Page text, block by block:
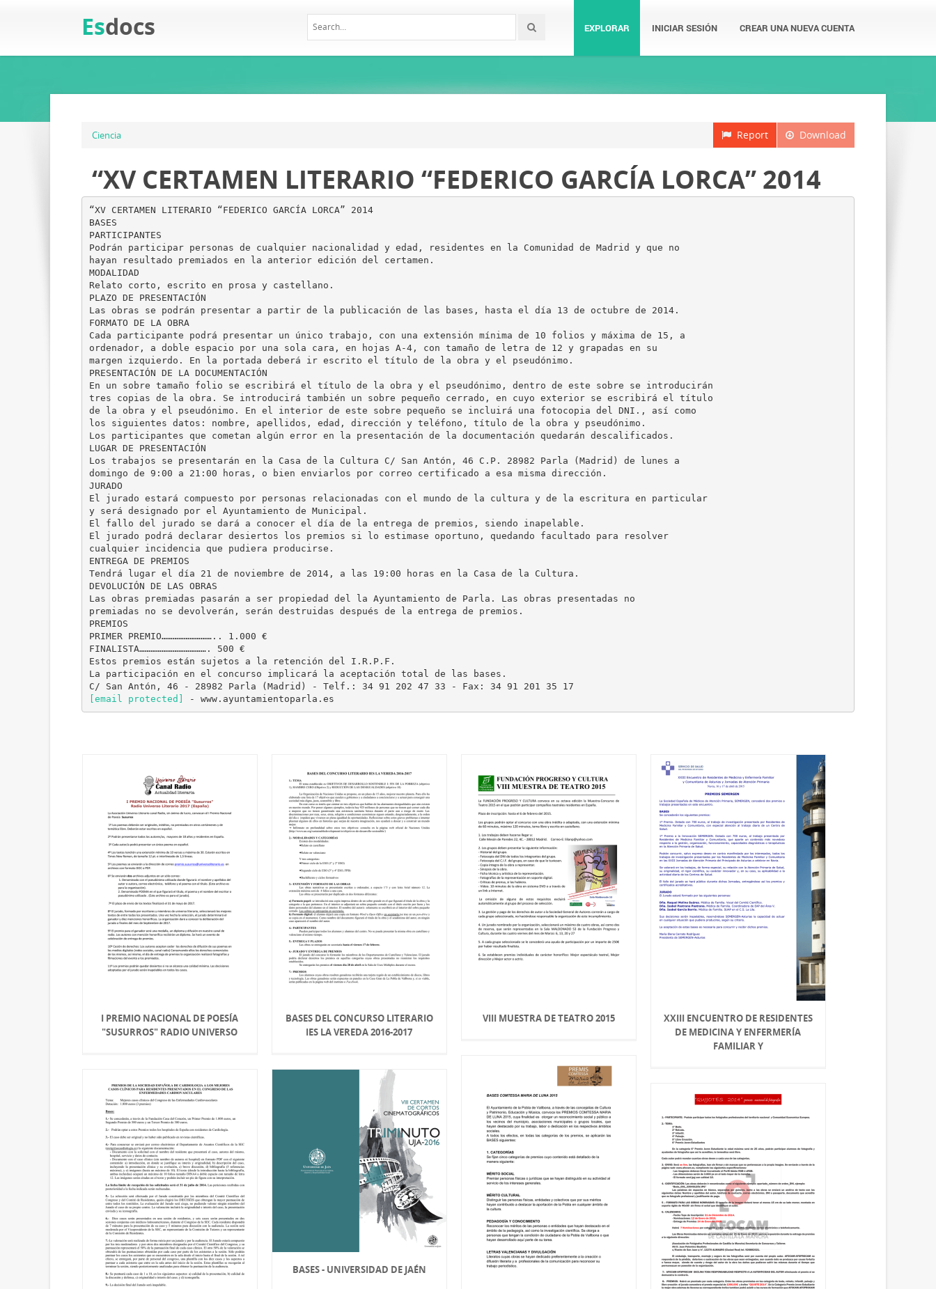
Esdocs EXPLORAR INICIAR SESIÓN CREAR UNA NUEVA CUENTA
Download
Report
Ciencia
“XV CERTAMEN LITERARIO “FEDERICO GARCÍA LORCA” 2014
“XV CERTAMEN LITERARIO “FEDERICO GARCÍA LORCA” 2014
BASES
PARTICIPANTES
Podrán participar personas de cualquier nacionalidad y edad, residentes en la Comunidad de Madrid y que no
hayan resultado premiados en la anterior edición del certamen.
MODALIDAD
Relato corto, escrito en prosa y castellano.
PLAZO DE PRESENTACIÓN
Las obras se podrán presentar a partir de la publicación de las bases, hasta el día 13 de octubre de 2014.
FORMATO DE LA OBRA
Cada participante podrá presentar un único trabajo, con una extensión mínima de 10 folios y máxima de 15, a
ordenador, a doble espacio por una sola cara, en hojas A-4, con tamaño de letra de 12 y grapadas en su
margen izquierdo. En la portada deberá ir escrito el título de la obra y el pseudónimo.
PRESENTACIÓN DE LA DOCUMENTACIÓN
En un sobre tamaño folio se escribirá el título de la obra y el pseudónimo, dentro de este sobre se introducirán
tres copias de la obra. Se introducirá también un sobre pequeño cerrado, en cuyo exterior se escribirá el título
de la obra y el pseudónimo. En el interior de este sobre pequeño se incluirá una fotocopia del DNI., así como
los siguientes datos: nombre, apellidos, edad, dirección y teléfono, título de la obra y pseudónimo.
Los participantes que cometan algún error en la presentación de la documentación quedarán descalificados.
LUGAR DE PRESENTACIÓN
Los trabajos se presentarán en la Casa de la Cultura C/ San Antón, 46 C.P. 28982 Parla (Madrid) de lunes a
domingo de 9:00 a 21:00 horas, o bien enviarlos por correo certificado a esa misma dirección.
JURADO
El jurado estará compuesto por personas relacionadas con el mundo de la cultura y de la escritura en particular
y será designado por el Ayuntamiento de Municipal.
El fallo del jurado se dará a conocer el día de la entrega de premios, siendo inapelable.
El jurado podrá declarar desiertos los premios si lo estimase oportuno, quedando facultado para resolver
cualquier incidencia que pudiera producirse.
ENTREGA DE PREMIOS
Tendrá lugar el día 21 de noviembre de 2014, a las 19:00 horas en la Casa de la Cultura.
DEVOLUCIÓN DE LAS OBRAS
Las obras premiadas pasarán a ser propiedad del la Ayuntamiento de Parla. Las obras presentadas no
premiadas no se devolverán, serán destruidas después de la entrega de premios.
PREMIOS
PRIMER PREMIO……………………….. 1.000 €
FINALISTA………………………………. 500 €
Estos premios están sujetos a la retención del I.R.P.F.
La participación en el concurso implicará la aceptación total de las bases.
[email protected]
I PREMIO NACIONAL DE POESÍA
"SUSURROS" RADIO UNIVERSO
BASES DEL CONCURSO LITERARIO
IES LA VEREDA 2016-2017
VIII MUESTRA DE TEATRO 2015
XXIII ENCUENTRO DE RESIDENTES
DE MEDICINA Y ENFERMERÍA
FAMILIAR Y
BASES - UNIVERSIDAD DE JAÉN